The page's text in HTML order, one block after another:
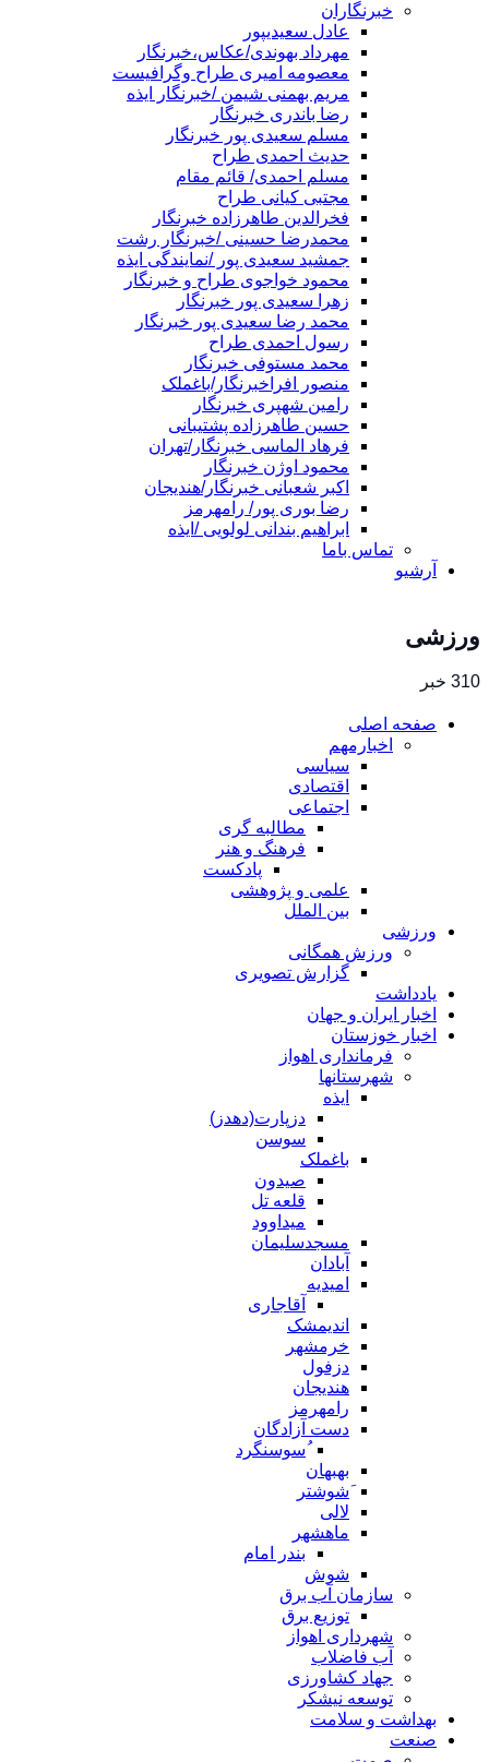
خبرنگاران
عادل سعیدیپور
مهرداد بهوندی/عکاس،خبرنگار
معصومه امیری طراح وگرافیست
مریم بهمنی شیمن /خبرنگار ایذه
رضا باندری خبرنگار
مسلم سعیدی پور خبرنگار
حدیث احمدی طراح
مسلم احمدی/ قائم مقام
مجتبی کیانی طراح
فخرالدین طاهرزاده خبرنگار
محمدرضا حسینی /خبرنگار رشت
جمشید سعیدی پور /نمایندگی ایذه
محمود خواجوی طراح و خبرنگار
زهرا سعیدی پور خبرنگار
محمد رضا سعیدی پور خبرنگار
رسول احمدی طراح
محمد مستوفی خبرنگار
منصور افراخبرنگار/باغملک
رامین شهپری خبرنگار
حسین طاهرزاده پشتیبانی
فرهاد الماسی خبرنگار/تهران
محمود اوژن خبرنگار
اکبر شعبانی خبرنگار/هندیجان
رضا بوری پور/ رامهرمز
ابراهیم بندانی لولویی /ایذه
تماس باما
آرشیو
ورزشی
310 خبر
صفحه اصلی
اخبارمهم
سیاسی
اقتصادی
اجتماعی
مطالبه گری
فرهنگ و هنر
پادکست
علمی و پژوهشی
بین الملل
ورزشی
ورزش همگانی
گزارش تصویری
یادداشت
اخبار ایران و جهان
اخبار خوزستان
فرمانداری اهواز
شهرستانها
ایذه
دزپارت(دهدز)
سوسن
باغملک
صیدون
قلعه تل
میداوود
مسجدسلیمان
آبادان
امیدیه
آقاجاری
اندیمشک
خرمشهر
دزفول
هندیجان
رامهرمز
دست آزادگان
ُسوسنگرد
بهبهان
َشوشتر
لالی
ماهشهر
بندر امام
شوش
سازمان آب برق
توزیع برق
شهرداری اهواز
آب فاضلاب
جهاد کشاورزی
توسعه نیشکر
بهداشت و سلامت
صنعت